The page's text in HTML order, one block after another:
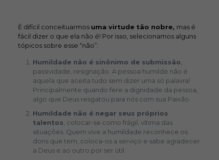
É difícil conceituarmos uma virtude tão nobre, mas é
fácil dizer o que ela não é! Por isso, selecionamos alguns
tópicos sobre esse “não”:
Humildade não é sinônimo de submissão
passividade, resignação. A pessoa humilde não é
aquela que aceita tudo sem dizer uma só palavra!
Principalmente quando fere a dignidade da pessoa,
algo que Deus resgatou para nós com sua Paixão.
Humildade não é negar seus próprios
talentos , colocar-se como frágil, vítima das
situações. Quem vive a humildade reconhece os
dons que tem, coloca-os a serviço e sabe agradecer
a Deus e ao outro por ser útil.